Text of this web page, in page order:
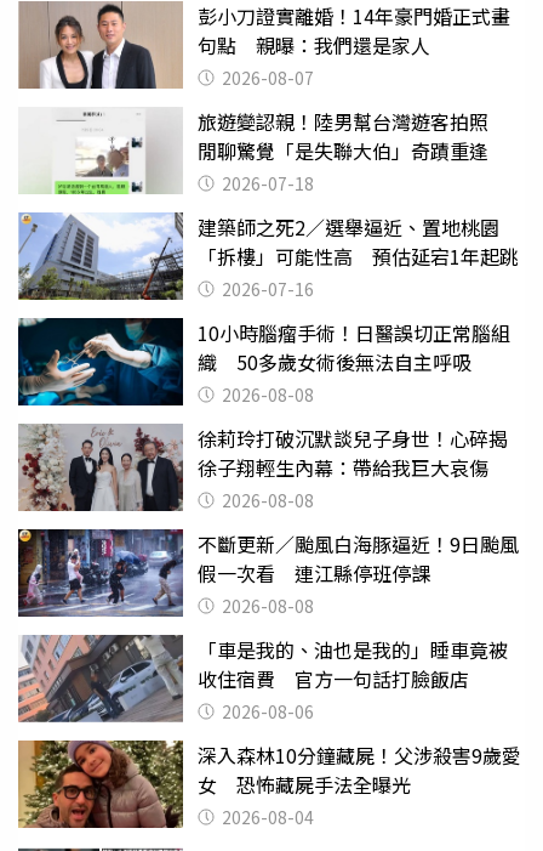
彭小刀證實離婚！14年豪門婚正式畫
句點 親曝：我們還是家人
2026-08-07
旅遊變認親！陸男幫台灣遊客拍照
閒聊驚覺「是失聯大伯」奇蹟重逢
2026-07-18
建築師之死2／選舉逼近、置地桃園
「拆樓」可能性高 預估延宕1年起跳
2026-07-16
10小時腦瘤手術！日醫誤切正常腦組
織 50多歲女術後無法自主呼吸
2026-08-08
徐莉玲打破沉默談兒子身世！心碎揭
徐子翔輕生內幕：帶給我巨大哀傷
2026-08-08
不斷更新／颱風白海豚逼近！9日颱風
假一次看 連江縣停班停課
2026-08-08
「車是我的、油也是我的」睡車竟被
收住宿費 官方一句話打臉飯店
2026-08-06
深入森林10分鐘藏屍！父涉殺害9歲愛
女 恐怖藏屍手法全曝光
2026-08-04